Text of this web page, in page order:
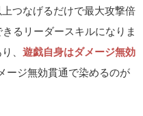
つなげるだけで最大攻撃倍
るリーダースキルになりま
り、遊戯自身はダメージ無効
ージ無効貫通で染めるのが